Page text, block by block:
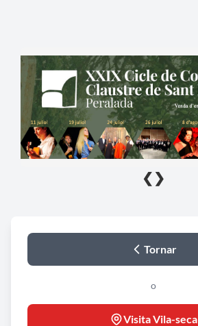
❮ ❯
Tornar
o
Visita Vila-seca